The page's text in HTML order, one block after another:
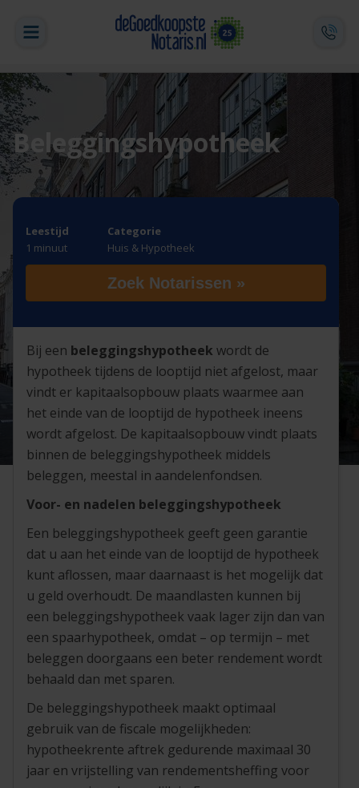
Beleggingshypotheek
Leestijd
1 minuut
Categorie
Huis & Hypotheek
Zoek Notarissen »
Bij een beleggingshypotheek wordt de
hypotheek tijdens de looptijd niet afgelost, maar
vindt er kapitaalsopbouw plaats waarmee aan
het einde van de looptijd de hypotheek ineens
wordt afgelost. De kapitaalsopbouw vindt plaats
binnen de beleggingshypotheek middels
beleggen, meestal in aandelenfondsen.
Voor- en nadelen beleggingshypotheek
Een beleggingshypotheek geeft geen garantie
dat u aan het einde van de looptijd de hypotheek
kunt aflossen, maar daarnaast is het mogelijk dat
u geld overhoudt. De maandlasten kunnen bij
een beleggingshypotheek vaak lager zijn dan van
een spaarhypotheek, omdat – op termijn – met
beleggen doorgaans een beter rendement wordt
behaald dan met sparen.
De beleggingshypotheek maakt optimaal
gebruik van de fiscale mogelijkheden:
hypotheekrente aftrek gedurende maximaal 30
jaar en vrijstelling van rendementsheffing voor